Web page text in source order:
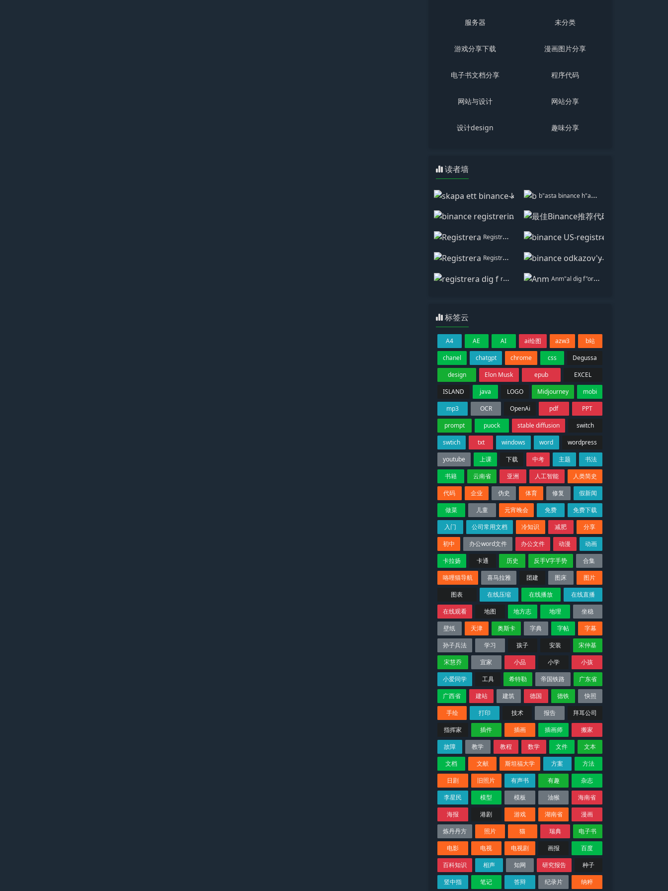
服务器 未分类
游戏分享下载 漫画图片分享
电子书文档分享 程序代码
网站与设计 网站分享
设计design 趣味分享
读者墙
skapa ett binance-konto
b"asta binance h"anvisningskod
binance registrering 最佳Binance推荐代码
Registrera binance US-registrera
Registrera binance odkazov'y
registrera dig f"or binance Anm"al dig f"or att fa 100 USDT
标签云
A4 AE AI ai绘图 azw3
b站
chanel
chatgpt chrome css
Degussa
design
Elon Musk epub
EXCEL
ISLAND
java LOGO Midjourney
mobi
mp3
OCR OpenAi pdf
PPT
prompt
puock stable diffusion
switch
swtich
txt windows word
wordpress
youtube
上课 下载 中考 主题
书法
书籍
云南省 亚洲 人工智能
人类简史
代码
企业 伪史 体育 修复
假新闻
做菜
儿童 元宵晚会 免费
免费下载
入门
公司常用文档 冷知识 减肥
分享
初中
办公word文件 办公文件 动漫
动画
卡拉扬
卡通 历史 反手V字手势
合集
咯哩猫导航
喜马拉雅 团建 图床
图片
图表
在线压缩 在线播放
在线直播
在线观看
地图 地方志 地理
坐稳
壁纸
天津 奥斯卡 字典 字帖
字幕
孙子兵法
学习 孩子 安装
宋仲基
宋慧乔
宜家 小品 小学
小孩
小爱同学
工具 希特勒 帝国铁路
广东省
广西省
建站 建筑 德国 德铁
快照
手绘
打印 技术 报告
拜耳公司
指挥家
插件 插画 插画师
搬家
故障
教学 教程 数学 文件
文本
文档
文献 斯坦福大学 方案
方法
日剧
旧照片 有声书 有趣
杂志
李星民
模型 模板 油猴
海南省
海报
港剧 游戏 湖南省
漫画
炼丹丹方
照片 猫 瑞典
电子书
电影
电视 电视剧 画报
百度
百科知识
相声 知网 研究报告
种子
竖中指
笔记 答辩 纪录片 纳粹